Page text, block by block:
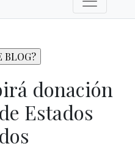
donación
Estados